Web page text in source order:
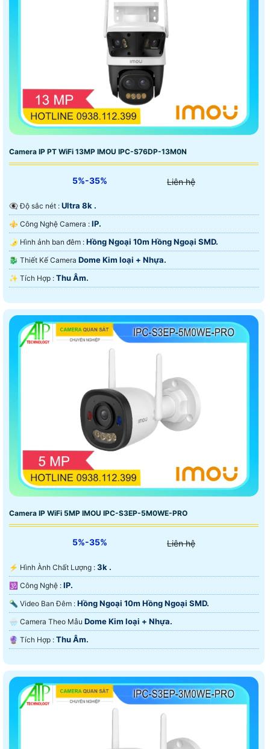
Camera IP PT WiFi 13MP IMOU IPC-S76DP-13M0N
5%-35% Liên hệ
👁️‍🗨 Độ sắc nét : Ultra 8k .
⚜️ Công Nghệ Camera : IP.
🌛 Hình ảnh ban đêm : Hồng Ngoại 10m Hồng Ngoại SMD.
🐉️ Thiết Kế Camera Dome Kim loại + Nhựa.
️✨ Tích Hợp : Thu Âm.
Camera IP WiFi 5MP IMOU IPC-S3EP-5M0WE-PRO
5%-35% Liên hệ
️⚡ Hình Ành Chất Lượng : 3k .
🕉️ Công Nghệ : IP.
🔦 Video Ban Đêm : Hồng Ngoại 10m Hồng Ngoại SMD.
🌧️ Camera Theo Mẫu Dome Kim loại + Nhựa.
️🔮 Tích Hợp : Thu Âm.